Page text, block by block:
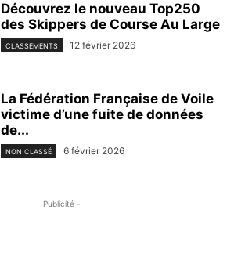
Découvrez le nouveau Top250
des Skippers de Course Au Large
CLASSEMENTS 12 février 2026
La Fédération Française de Voile
victime d’une fuite de données
de...
NON CLASSÉ 6 février 2026
- Publicité -